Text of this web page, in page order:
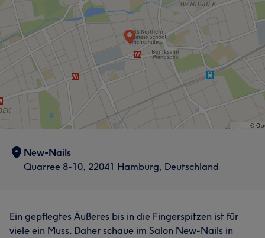
New-Nails
Quarree 8-10, 22041 Hamburg, Deutschland
Ein gepflegtes Äußeres bis in die Fingerspitzen ist für
viele ein Muss. Daher schaue im Salon New-Nails in